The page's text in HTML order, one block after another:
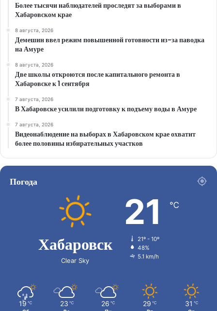
Более тысячи наблюдателей проследят за выборами в
Хабаровском крае
8 августа, 2026
Демешин ввел режим повышенной готовности из-за паводка
на Амуре
8 августа, 2026
Две школы откроются после капитального ремонта в
Хабаровске к 1 сентября
7 августа, 2026
В Хабаровске усилили подготовку к подъему воды в Амуре
7 августа, 2026
Видеонаблюдение на выборах в Хабаровском крае охватит
более половины избирательных участков
Погода
Хабаровск
Clear Sky
21 ℃
21º - 10º
48%
5.1 km/h
19 ℃ 23 ℃ 26 ℃ 29 ℃ 31 ℃